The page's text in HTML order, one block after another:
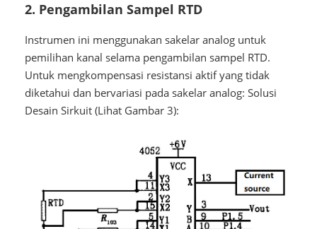
2. Pengambilan Sampel RTD
Instrumen ini menggunakan sakelar analog untuk
pemilihan kanal selama pengambilan sampel RTD.
Untuk mengkompensasi resistansi aktif yang tidak
diketahui dan bervariasi pada sakelar analog: Solusi
Desain Sirkuit (Lihat Gambar 3):